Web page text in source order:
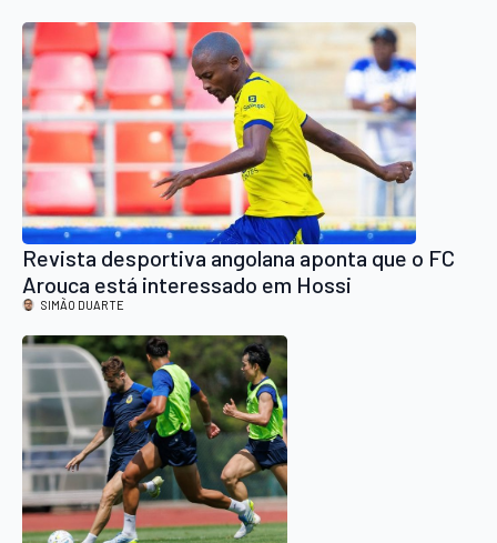
Revista desportiva angolana aponta que o FC
Arouca está interessado em Hossi
SIMÃO DUARTE